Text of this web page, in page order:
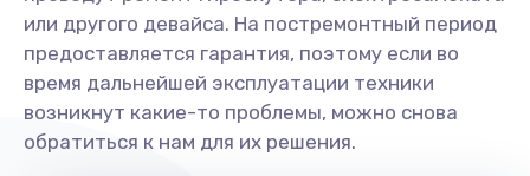
или другого девайса. На постремонтный период
предоставляется гарантия, поэтому если во
время дальнейшей эксплуатации техники
возникнут какие-то проблемы, можно снова
обратиться к нам для их решения.